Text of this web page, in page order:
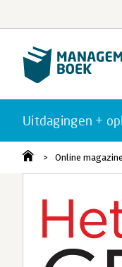
Uitdagingen +
Online magazine